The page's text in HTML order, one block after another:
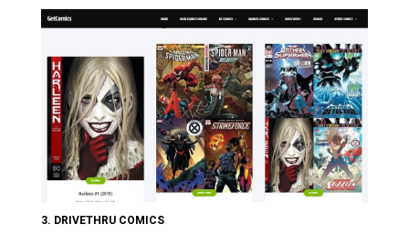
3. DRIVETHRU COMICS